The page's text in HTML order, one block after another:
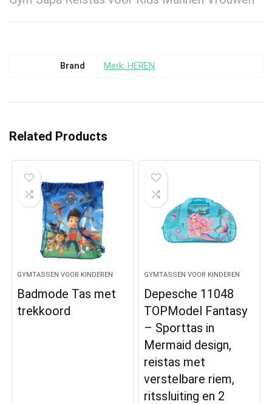
Brand Merk: HEREN
Related Products
GYMTASSEN VOOR KINDEREN
Badmode Tas met
trekkoord
GYMTASSEN VOOR KINDEREN
Depesche 11048
TOPModel Fantasy
– Sporttas in
Mermaid design,
reistas met
verstelbare riem,
ritssluiting en 2